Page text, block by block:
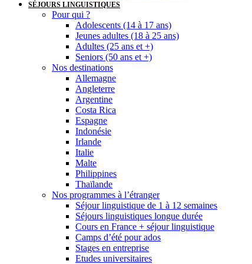
SÉJOURS LINGUISTIQUES
Pour qui ?
Adolescents (14 à 17 ans)
Jeunes adultes (18 à 25 ans)
Adultes (25 ans et +)
Seniors (50 ans et +)
Nos destinations
Allemagne
Angleterre
Argentine
Costa Rica
Espagne
Indonésie
Irlande
Italie
Malte
Philippines
Thaïlande
Nos programmes à l’étranger
Séjour linguistique de 1 à 12 semaines
Séjours linguistiques longue durée
Cours en France + séjour linguistique
Camps d’été pour ados
Stages en entreprise
Etudes universitaires